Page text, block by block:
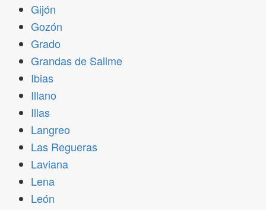
Gijón
Gozón
Grado
Grandas de Salime
Ibias
Illano
Illas
Langreo
Las Regueras
Laviana
Lena
León